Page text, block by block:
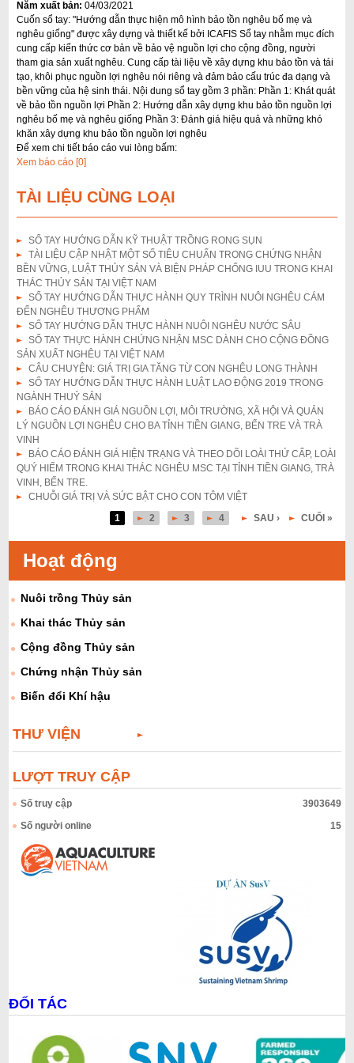
i
ế
m
Năm xuất bản:04/03/2021
Cuốn sổ tay: "Hướng dẫn thực hiện mô hình bảo tồn nghêu bố mẹ và
nghêu giống" được xây dựng và thiết kế bởi ICAFIS Sổ tay nhằm mục đích
cung cấp kiến thức cơ bản về bảo vệ nguồn lợi cho cộng đồng, người
tham gia sản xuất nghêu. Cung cấp tài liệu về xây dựng khu bảo tồn và tái
tạo, khôi phục nguồn lợi nghêu nói riêng và đảm bảo cấu trúc đa dạng và
bền vững của hệ sinh thái. Nội dung sổ tay gồm 3 phần: Phần 1: Khát quát
về bảo tồn nguồn lợi Phần 2: Hướng dẫn xây dựng khu bảo tồn nguồn lợi
nghêu bố mẹ và nghêu giống Phần 3: Đánh giá hiệu quả và những khó
khăn xây dựng khu bảo tồn nguồn lợi nghêu
Để xem chi tiết báo cáo vui lòng bấm:
Xem báo cáo [0]
TÀI LIỆU CÙNG LOẠI
SỔ TAY HƯỚNG DẪN KỸ THUẬT TRỒNG RONG SỤN
TÀI LIỆU CẬP NHẬT MỘT SỐ TIÊU CHUẨN TRONG CHỨNG NHẬN
BỀN VỮNG, LUẬT THỦY SẢN VÀ BIỆN PHÁP CHỐNG IUU TRONG KHAI
THÁC THỦY SẢN TẠI VIỆT NAM
SỔ TAY HƯỚNG DẪN THỰC HÀNH QUY TRÌNH NUÔI NGHÊU CÁM
ĐẾN NGHÊU THƯƠNG PHẨM
SỔ TAY HƯỚNG DẪN THỰC HÀNH NUÔI NGHÊU NƯỚC SÂU
SỔ TAY THỰC HÀNH CHỨNG NHẬN MSC DÀNH CHO CỘNG ĐỒNG
SẢN XUẤT NGHÊU TẠI VIỆT NAM
CÂU CHUYỆN: GIÁ TRỊ GIA TĂNG TỪ CON NGHÊU LONG THÀNH
SỔ TAY HƯỚNG DẪN THỰC HÀNH LUẬT LAO ĐỘNG 2019 TRONG
NGÀNH THUỶ SẢN
BÁO CÁO ĐÁNH GIÁ NGUỒN LỢI, MÔI TRƯỜNG, XÃ HỘI VÀ QUẢN
LÝ NGUỒN LỢI NGHÊU CHO BA TỈNH TIỀN GIANG, BẾN TRE VÀ TRÀ
VINH
BÁO CÁO ĐÁNH GIÁ HIỆN TRẠNG VÀ THEO DÕI LOÀI THỨ CẤP, LOÀI
QUÝ HIẾM TRONG KHAI THÁC NGHÊU MSC TẠI TỈNH TIỀN GIANG, TRÀ
VINH, BẾN TRE.
CHUỖI GIÁ TRỊ VÀ SỨC BẬT CHO CON TÔM VIỆT
a
n
g
1 2 3 4 SAU › CUỐI »
Hoạt động
Nuôi trồng Thủy sản
Khai thác Thủy sản
Cộng đồng Thủy sản
Chứng nhận Thủy sản
Biến đổi Khí hậu
THƯ VIỆN
LƯỢT TRUY CẬP
Số truy cập
3903649
Số người online
15
ĐỐI TÁC